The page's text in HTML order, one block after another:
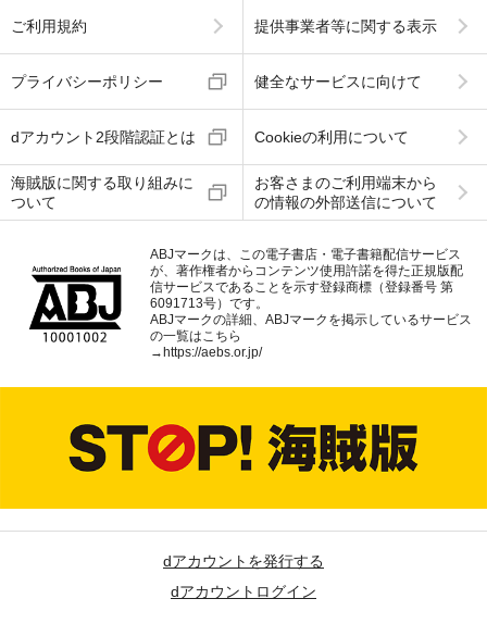
ご利用規約 提供事業者等に関する表示
プライバシーポリシー 健全なサービスに向けて
dアカウント2段階認証とは Cookieの利用について
海賊版に関する取り組みに
ついて
お客さまのご利用端末から
の情報の外部送信について
ABJマークは、この電子書店・電子書籍配信サービス
が、著作権者からコンテンツ使用許諾を得た正規版配
信サービスであることを示す登録商標（登録番号 第
6091713号）です。
ABJマークの詳細、ABJマークを掲示しているサービス
の一覧はこちら
→ https://aebs.or.jp/
dアカウントを発行する
dアカウントログイン